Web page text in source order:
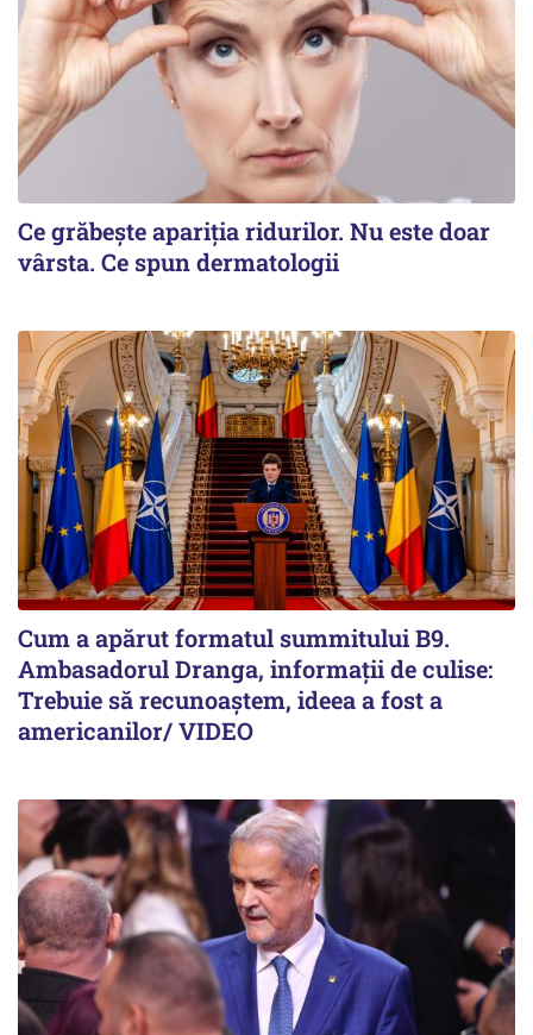
Ce grăbește apariția ridurilor. Nu este doar
vârsta. Ce spun dermatologii
Cum a apărut formatul summitului B9.
Ambasadorul Dranga, informații de culise:
Trebuie să recunoaștem, ideea a fost a
americanilor/ VIDEO